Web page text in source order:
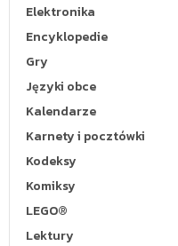
Elektronika
Encyklopedie
Gry
Języki obce
Kalendarze
Karnety i pocztówki
Kodeksy
Komiksy
LEGO®
Lektury